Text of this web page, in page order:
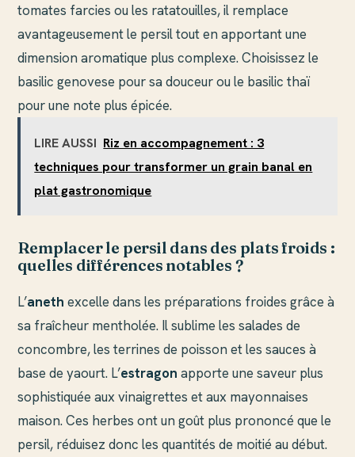
tomates farcies ou les ratatouilles, il remplace
avantageusement le persil tout en apportant une
dimension aromatique plus complexe. Choisissez le
basilic genovese pour sa douceur ou le basilic thaï
pour une note plus épicée.
LIRE AUSSI Riz en accompagnement : 3
techniques pour transformer un grain banal en
plat gastronomique
Remplacer le persil dans des plats froids :
quelles différences notables ?
L’aneth excelle dans les préparations froides grâce à
sa fraîcheur mentholée. Il sublime les salades de
concombre, les terrines de poisson et les sauces à
base de yaourt. L’estragon apporte une saveur plus
sophistiquée aux vinaigrettes et aux mayonnaises
maison. Ces herbes ont un goût plus prononcé que le
persil, réduisez donc les quantités de moitié au début.